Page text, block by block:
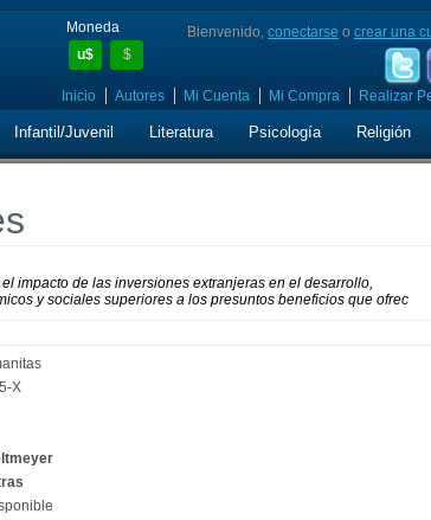
Moneda
u$
$
Bienvenido, conectarse o crear una
Inicio Autores Mi Cuenta Mi Compra Realizar
Infantil/Juvenil Literatura Psicología Religión
impacto de las inversiones extranjeras en el desarrollo,
y sociales superiores a los presuntos beneficios que ofrec
X